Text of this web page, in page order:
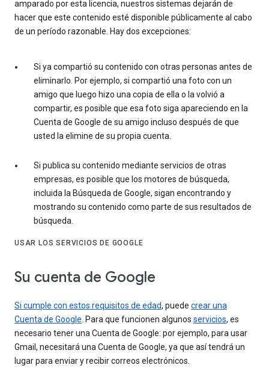
amparado por esta licencia, nuestros sistemas dejarán de
hacer que este contenido esté disponible públicamente al cabo
de un período razonable. Hay dos excepciones:
Si ya compartió su contenido con otras personas antes de
eliminarlo. Por ejemplo, si compartió una foto con un
amigo que luego hizo una copia de ella o la volvió a
compartir, es posible que esa foto siga apareciendo en la
Cuenta de Google de su amigo incluso después de que
usted la elimine de su propia cuenta.
Si publica su contenido mediante servicios de otras
empresas, es posible que los motores de búsqueda,
incluida la Búsqueda de Google, sigan encontrando y
mostrando su contenido como parte de sus resultados de
búsqueda.
USAR LOS SERVICIOS DE GOOGLE
Su cuenta de Google
Si cumple con estos requisitos de edad, puede crear una
Cuenta de Google . Para que funcionen algunos servicios, es
necesario tener una Cuenta de Google: por ejemplo, para usar
Gmail, necesitará una Cuenta de Google, ya que así tendrá un
lugar para enviar y recibir correos electrónicos.